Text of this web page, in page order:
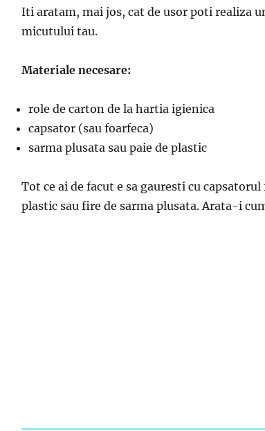
Iti aratam, mai jos, cat de usor poti realiza
micutului tau.
Materiale necesare:
role de carton de la hartia igienica
capsator (sau foarfeca)
sarma plusata sau paie de plastic
Tot ce ai de facut e sa gauresti cu
plastic sau fire de sarma plusata. Arata-i